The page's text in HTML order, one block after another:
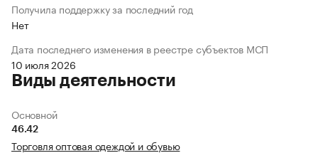
Получила поддержку за последний год
Нет
Дата последнего изменения в реестре субъектов МСП
10 июля 2026
Виды деятельности
Основной
46.42
Торговля оптовая одеждой и обувью